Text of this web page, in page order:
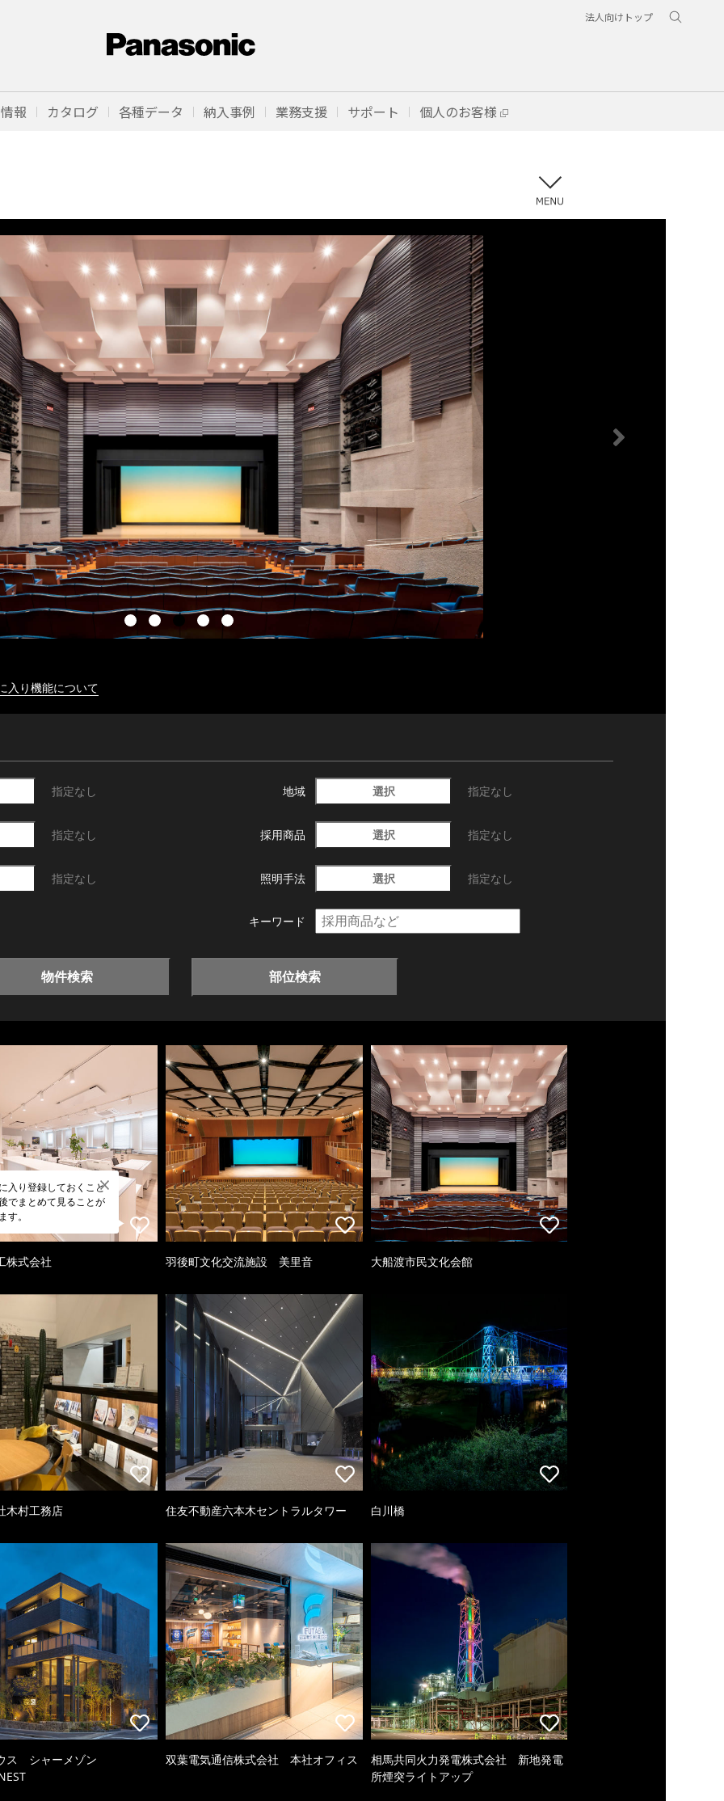
法人向けトップ
報 カタログ 各種データ 納入事例 業務支援 サポート 個人のお客様
入り機能について
指定なし 地域 選択 指定なし
指定なし 採用商品 選択 指定なし
指定なし 照明手法 選択 指定なし
キーワード
物件検索 部位検索
入り登録しておくこと
でまとめて見ることが
す。
株式会社 羽後町文化交流施設 美里音 大船渡市民文化会館
木村工務店 住友不動産六本木セントラルタワー 白川橋
ス シャーメゾン
双葉電気通信株式会社 本社オフィス
相馬共同火力発電株式会社 新地発電
所煙突ライトアップ